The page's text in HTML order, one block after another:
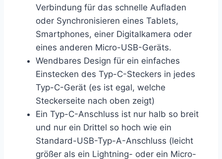
Verbindung für das schnelle Aufladen
oder Synchronisieren eines Tablets,
Smartphones, einer Digitalkamera oder
eines anderen Micro-USB-Geräts.
Wendbares Design für ein einfaches
Einstecken des Typ-C-Steckers in jedes
Typ-C-Gerät (es ist egal, welche
Steckerseite nach oben zeigt)
Ein Typ-C-Anschluss ist nur halb so breit
und nur ein Drittel so hoch wie ein
Standard-USB-Typ-A-Anschluss (leicht
größer als ein Lightning- oder ein Micro-